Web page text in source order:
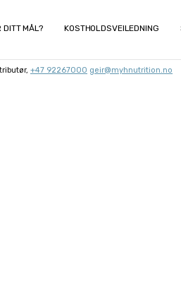
DITT MÅL? KOSTHOLDSVEILEDNING
+47 92267000 geir@myhnutrition.no